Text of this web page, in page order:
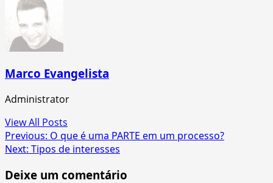
Marco Evangelista
Administrator
View All Posts
Post
navigation
Previous: O que é uma PARTE em um processo?
Next: Tipos de interesses
Deixe um comentário